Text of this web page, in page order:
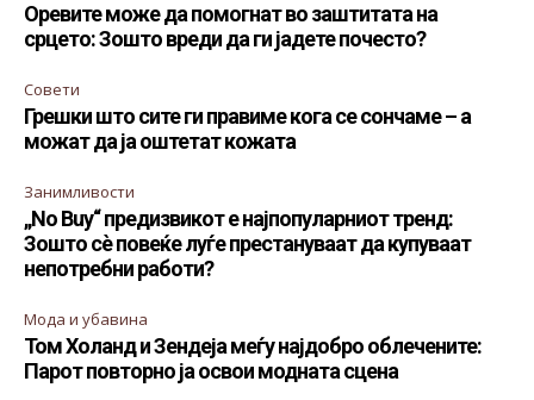
Оревите може да помогнат во заштитата на
срцето: Зошто вреди да ги јадете почесто?
Совети
Грешки што сите ги правиме кога се сончаме – а
можат да ја оштетат кожата
Занимливости
„No Buy“ предизвикот е најпопуларниот тренд:
Зошто сè повеќе луѓе престануваат да купуваат
непотребни работи?
Мода и убавина
Том Холанд и Зендеја меѓу најдобро облечените:
Парот повторно ја освои модната сцена